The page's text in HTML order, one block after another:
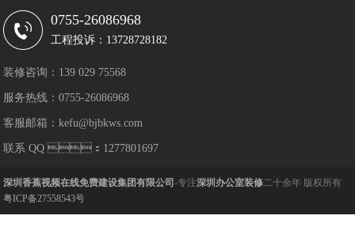
0755-26086968
工程投诉：13728728182
装修咨询：139 029 75568
服务热线：0755-26086968
客服邮箱：kefu@bjbkws.com
联系 QQ ：1277801697
深圳香蕉视频在线免费建设集团有限公司-专注深圳办公室装修二十余年 版权所有
粤ICP备27558543号